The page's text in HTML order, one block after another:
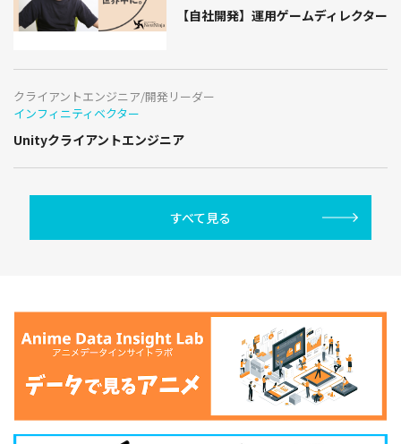
【自社開発】運用ゲームディレクター
クライアントエンジニア/開発リーダー
インフィニティベクター
Unityクライアントエンジニア
すべて見る